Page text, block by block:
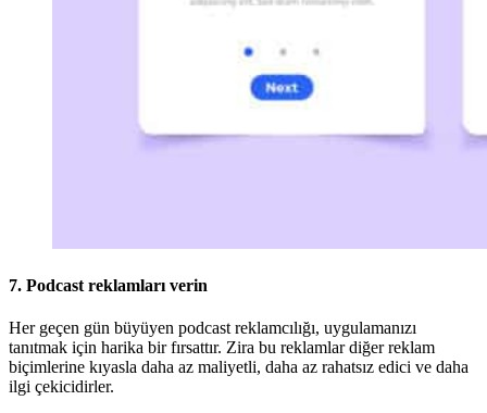
7. Podcast reklamları verin
Her geçen gün büyüyen podcast reklamcılığı, uygulamanızı
tanıtmak için harika bir fırsattır. Zira bu reklamlar diğer reklam
biçimlerine kıyasla daha az maliyetli, daha az rahatsız edici ve daha
ilgi çekicidirler.